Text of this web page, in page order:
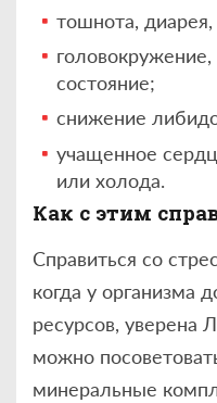
тошнота,
состояние;
снижение
учащенное
или холода.
Как с этим
Справиться со
когда у организма
ресурсов, уверена
можно
минеральные